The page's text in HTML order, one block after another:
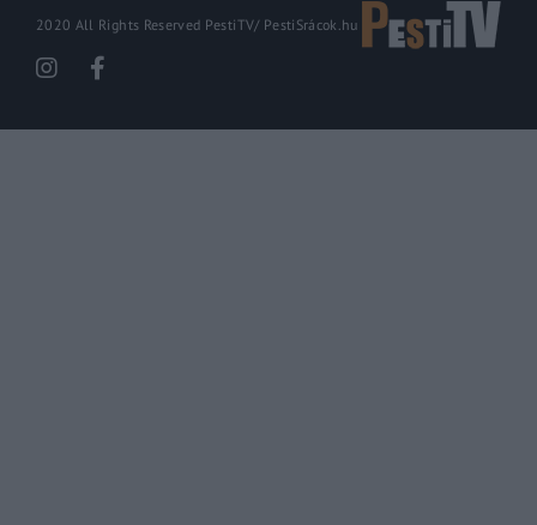
2020 All Rights Reserved PestiTV/ PestiSrácok.hu